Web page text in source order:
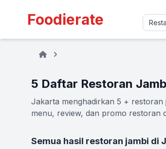
Foodierate
5 Daftar Restoran
Jakarta menghadirkan 5 +
menu, review, dan promo restoran
Semua hasil restoran jambi di